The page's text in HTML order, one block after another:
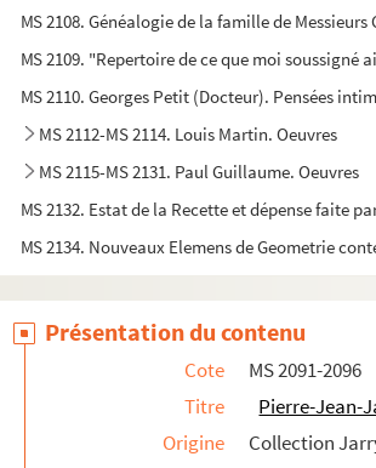
MS 2108. Généalogie de la famille de
MS 2109. "Repertoire de ce que moi
MS 2110. Georges Petit (Docteur). Pensées
MS 2112-MS 2114. Louis Martin. Oeuvres
MS 2115-MS 2131. Paul Guillaume. Oeuvres
MS 2132. Estat de la Recette et dépense faite
MS 2134. Nouveaux Elemens de Geometrie
MS 2136. Théodore Cahu.
Georges et
MS 2137. Théodore Cahu. Les Amants
Le dossier du général
MS 2139-MS 2144. Fonds Georges
Présentation du contenu
Cote
MS 2091-2096
Titre
Pierre-Jean-
Origine
Collection